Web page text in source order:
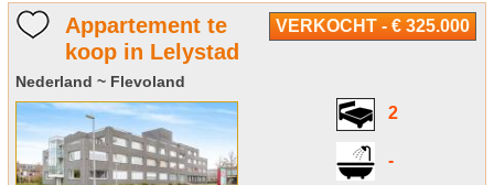
VERKOCHT - € 325.000
Appartement te
koop in Lelystad
Nederland ~ Flevoland
2
-